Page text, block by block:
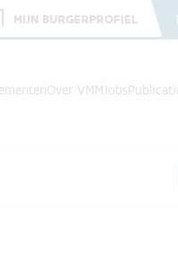
MIJN BURGERPROFIEL
Over VMMJobs